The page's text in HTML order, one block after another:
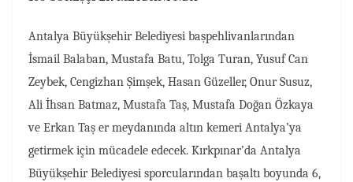
Antalya Büyükşehir Belediyesi başpehlivanlarından
İsmail Balaban, Mustafa Batu, Tolga Turan, Yusuf Can
Zeybek, Cengizhan Şimşek, Hasan Güzeller, Onur Susuz,
Ali İhsan Batmaz, Mustafa Taş, Mustafa Doğan Özkaya
ve Erkan Taş er meydanında altın kemeri Antalya’ya
getirmek için mücadele edecek. Kırkpınar’da Antalya
Büyükşehir Belediyesi sporcularından başaltı boyunda 6,